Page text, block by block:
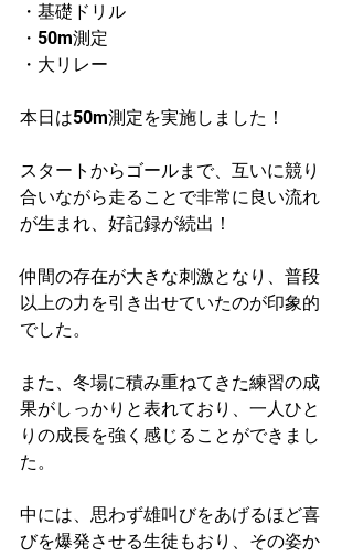
・基礎ドリル
・50m測定
・大リレー
本日は50m測定を実施しました！
スタートからゴールまで、互いに競り
合いながら走ることで非常に良い流れ
が生まれ、好記録が続出！
仲間の存在が大きな刺激となり、普段
以上の力を引き出せていたのが印象的
でした。
また、冬場に積み重ねてきた練習の成
果がしっかりと表れており、一人ひと
りの成長を強く感じることができまし
た。
中には、思わず雄叫びをあげるほど喜
びを爆発させる生徒もおり、その姿か